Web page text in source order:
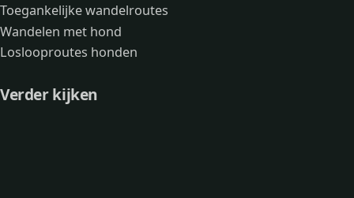
Toegankelijke wandelroutes
Wandelen met hond
Loslooproutes honden
Verder kijken